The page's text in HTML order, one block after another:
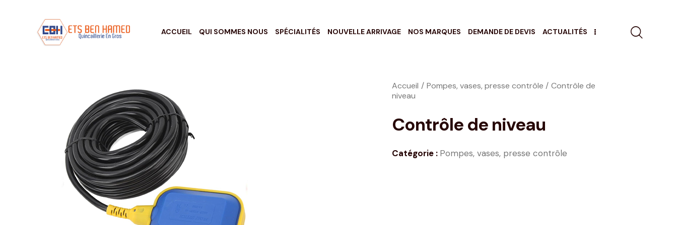
ACCUEIL QUI SOMMES NOUS SPÉCIALITÉS NOUVELLE ARRIVAGE NOS MARQUES DEMANDE DE DEVIS ACTUALITÉS
Accueil Pompes, vases, presse contrôle
Contrôle de
niveau
Contrôle de niveau
Catégorie : Pompes, vases, presse contrôle